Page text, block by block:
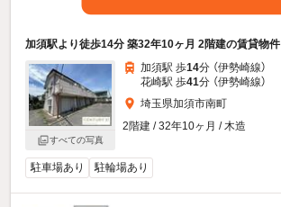
加須駅より徒歩14分 築32年10ヶ月 2階建の賃貸物件
すべての写真
加須駅 歩14分 （伊勢崎線）
花崎駅 歩41分 （伊勢崎線）
埼玉県加須市南町
2階建 / 32年10ヶ月 / 木造
駐車場あり 駐輪場あり